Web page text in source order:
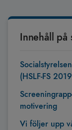
Innehåll på
(HSLF-FS
motivering
Vi följer upp